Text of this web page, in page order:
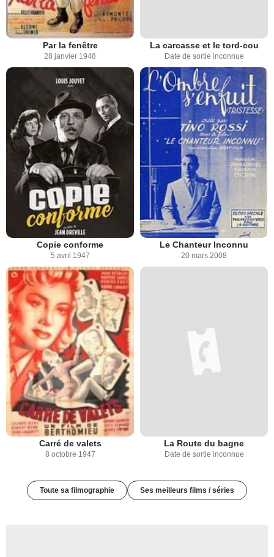
Par la fenêtre
28 janvier 1948
La carcasse et le tord-cou
Date de sortie inconnue
Copie conforme
5 avril 1947
Le Chanteur Inconnu
20 mars 2008
Carré de valets
8 octobre 1947
La Route du bagne
Date de sortie inconnue
Toute sa filmographie Ses meilleurs films / séries